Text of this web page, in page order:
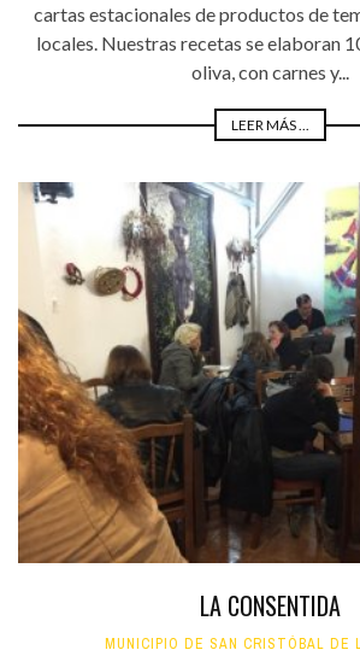
cartas estacionales de productos de
locales. Nuestras recetas se elaboran
oliva, con carnes y...
LEER MÁS ...
LA CONSENTIDA
MUNICIPIO DE SAN CRISTÓBAL DE